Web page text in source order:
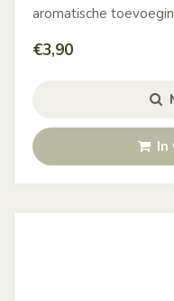
aromatische
€3,90
In